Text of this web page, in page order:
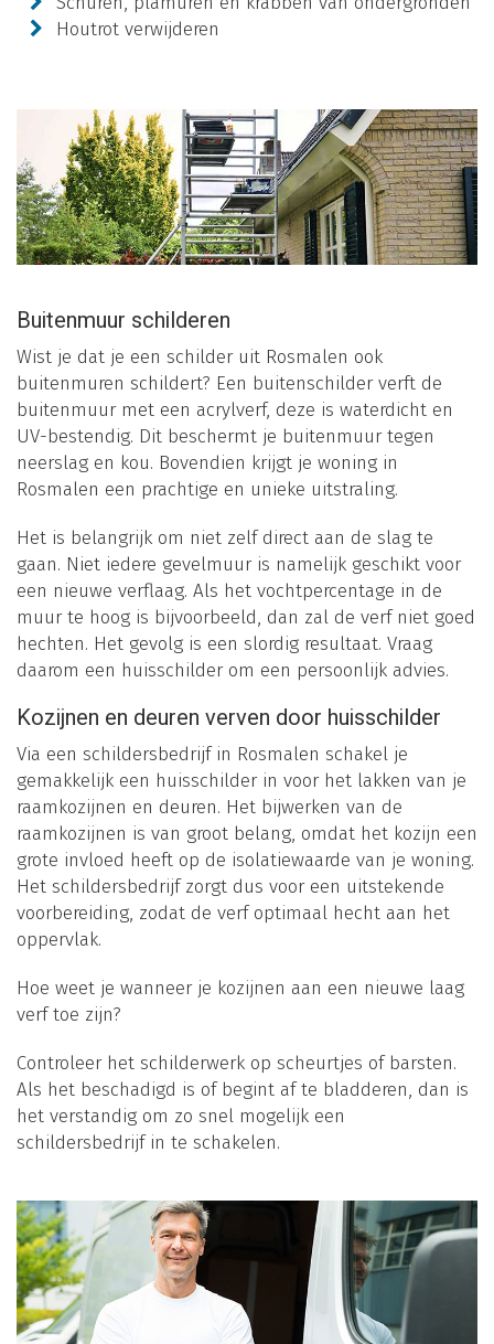
Houtrot verwijderen
Buitenmuur schilderen
Wist je dat je een schilder uit Rosmalen ook
buitenmuren schildert? Een buitenschilder verft de
buitenmuur met een acrylverf, deze is waterdicht en
UV-bestendig. Dit beschermt je buitenmuur tegen
neerslag en kou. Bovendien krijgt je woning in
Rosmalen een prachtige en unieke uitstraling.
Het is belangrijk om niet zelf direct aan de slag te
gaan. Niet iedere gevelmuur is namelijk geschikt voor
een nieuwe verflaag. Als het vochtpercentage in de
muur te hoog is bijvoorbeeld, dan zal de verf niet goed
hechten. Het gevolg is een slordig resultaat. Vraag
daarom een huisschilder om een persoonlijk advies.
Kozijnen en deuren verven door huisschilder
Via een schildersbedrijf in Rosmalen schakel je
gemakkelijk een huisschilder in voor het lakken van je
raamkozijnen en deuren. Het bijwerken van de
raamkozijnen is van groot belang, omdat het kozijn een
grote invloed heeft op de isolatiewaarde van je woning.
Het schildersbedrijf zorgt dus voor een uitstekende
voorbereiding, zodat de verf optimaal hecht aan het
oppervlak.
Hoe weet je wanneer je kozijnen aan een nieuwe laag
verf toe zijn?
Controleer het schilderwerk op scheurtjes of barsten.
Als het beschadigd is of begint af te bladderen, dan is
het verstandig om zo snel mogelijk een
schildersbedrijf in te schakelen.